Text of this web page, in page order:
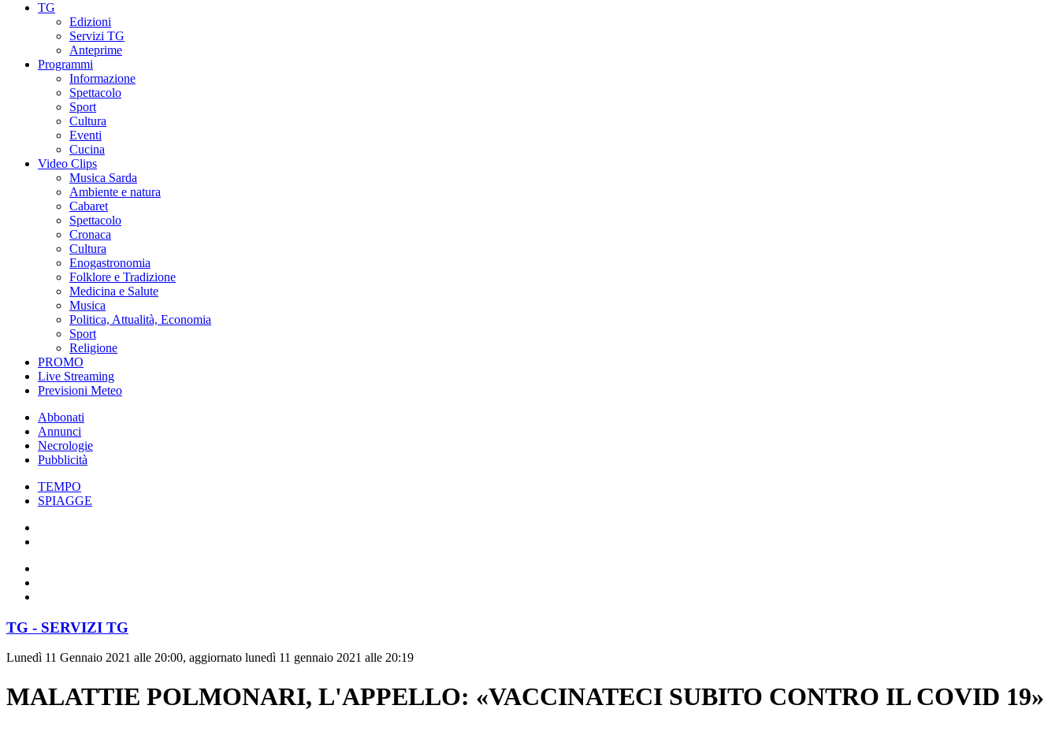
TG
Edizioni
Servizi TG
Anteprime
Programmi
Informazione
Spettacolo
Sport
Cultura
Eventi
Cucina
Video Clips
Musica Sarda
Ambiente e natura
Cabaret
Spettacolo
Cronaca
Cultura
Enogastronomia
Folklore e Tradizione
Medicina e Salute
Musica
Politica, Attualità, Economia
Sport
Religione
PROMO
Live Streaming
Previsioni Meteo
Abbonati
Annunci
Necrologie
Pubblicità
TEMPO
SPIAGGE
TG - SERVIZI TG
Lunedì 11 Gennaio 2021 alle 20:00, aggiornato lunedì 11 gennaio 2021 alle 20:19
MALATTIE POLMONARI, L'APPELLO: «VACCINATECI SUBITO CONTRO IL COVID 19»